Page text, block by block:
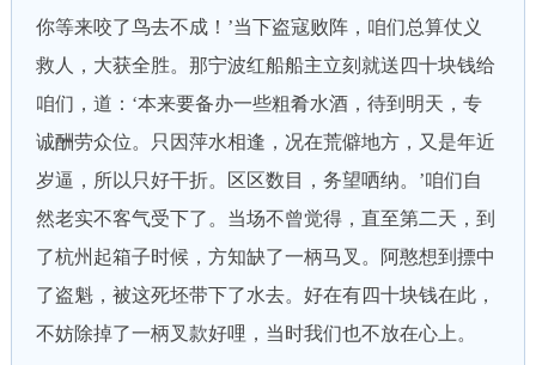
你等来咬了鸟去不成！’当下盗寇败阵，咱们总算仗义
救人，大获全胜。那宁波红船船主立刻就送四十块钱给
咱们，道：‘本来要备办一些粗肴水酒，待到明天，专
诚酬劳众位。只因萍水相逢，况在荒僻地方，又是年近
岁逼，所以只好干折。区区数目，务望哂纳。’咱们自
然老实不客气受下了。当场不曾觉得，直至第二天，到
了杭州起箱子时候，方知缺了一柄马叉。阿憨想到摽中
了盗魁，被这死坯带下了水去。好在有四十块钱在此，
不妨除掉了一柄叉款好哩，当时我们也不放在心上。